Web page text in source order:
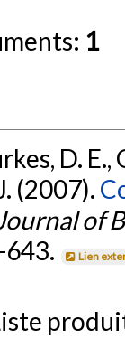
1
D. E.,
(2007).
of
643. Lien